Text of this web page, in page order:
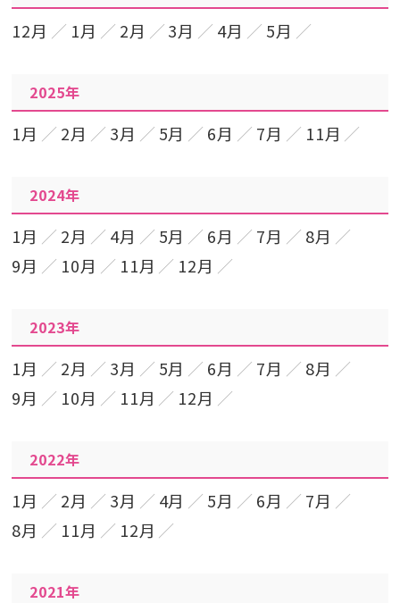
12月 1月 2月 3月 4月 5月
2025年
1月 2月 3月 5月 6月 7月 11月
2024年
1月 2月 4月 5月 6月 7月
8月
9月
10月 11月 12月
2023年
1月 2月 3月 5月 6月 7月
8月
9月
10月 11月 12月
2022年
1月 2月 3月 4月 5月 6月
7月
8月
11月 12月
2021年